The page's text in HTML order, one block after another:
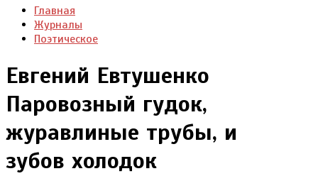
Главная
Журналы
Поэтическое
Евгений Евтушенко
Паровозный гудок,
журавлиные трубы, и
зубов холодок